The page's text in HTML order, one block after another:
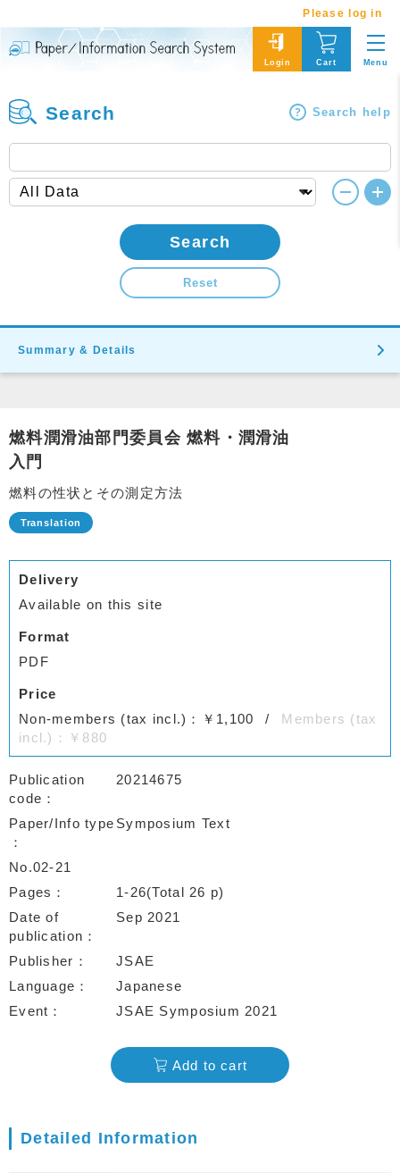
Please log in
Login Cart Menu
Search Search help
Search
Reset
Summary & Details
燃料潤滑油部門委員会 燃料・潤滑油
入門
燃料の性状とその測定方法
Delivery
Available on this site
Format
PDF
Price
Non-members (tax incl.)：￥1,100
Members (tax
incl.)：￥880
Publication
code
20214675
Paper/Info type Symposium Text
No.02-21
Pages
1-26(Total 26 p)
Date of
publication
Sep 2021
Publisher
JSAE
Language
Japanese
Event
JSAE Symposium 2021
Add to cart
Detailed Information